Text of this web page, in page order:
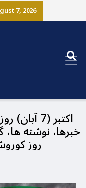
7, 2026
29 اکتبر (7 آبان) روز کورش بزرگ خجسته باد
خبرها، نوشته
روز کوروش